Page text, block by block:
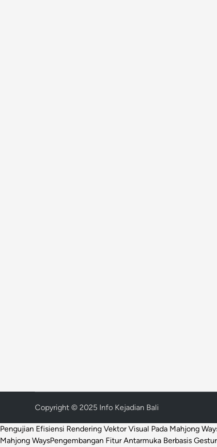
Copyright © 2025 Info Kejadian Bali
Pengujian Efisiensi Rendering Vektor Visual Pada Mahjong
Mahjong WaysPengembangan Fitur Antarmuka Berbasis